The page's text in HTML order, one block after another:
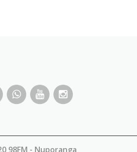
98FM - Nuporanga